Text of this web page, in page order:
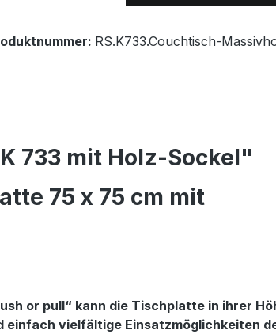
RS.K733.Couchtisch-
733 mit Holz-Sockel"
75 x 75 cm mit
or pull“ kann die Tischplatte in ihrer
vielfältige Einsatzmöglichkeiten